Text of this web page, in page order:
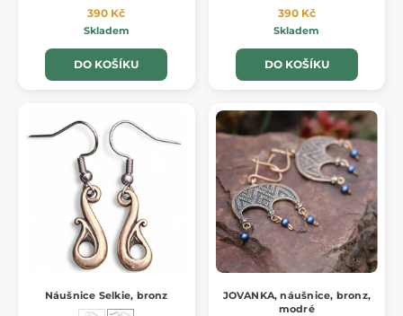
390 Kč
Skladem
DO KOŠÍKU
390 Kč
Skladem
DO KOŠÍKU
Náušnice Selkie, bronz
JOVANKA, náušnice, bronz,
modré